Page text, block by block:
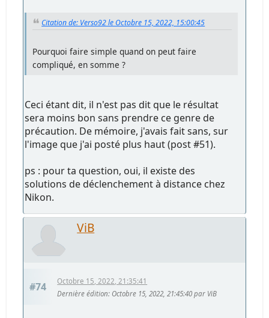
Citation de: Verso92 le Octobre 15, 2022, 15:00:45
Pourquoi faire simple quand on peut faire
compliqué, en somme ?
Ceci étant dit, il n'est pas dit que le résultat
sera moins bon sans prendre ce genre de
précaution. De mémoire, j'avais fait sans, sur
l'image que j'ai posté plus haut (post #51).
ps : pour ta question, oui, il existe des
solutions de déclenchement à distance chez
Nikon.
ViB
#74
Octobre 15, 2022, 21:35:41
Dernière édition: Octobre 15, 2022, 21:45:40 par ViB